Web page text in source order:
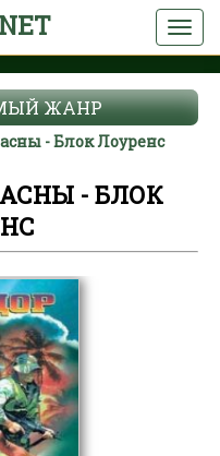
ЖАНР
- Блок Лоуренс
- БЛОК